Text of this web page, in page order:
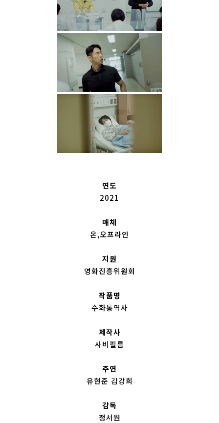
연도
2021
매체
온,오프라인
지원
영화진흥위원회
작품명
수화통역사
제작사
사비필름
주연
유현준 김강희
감독
정서원